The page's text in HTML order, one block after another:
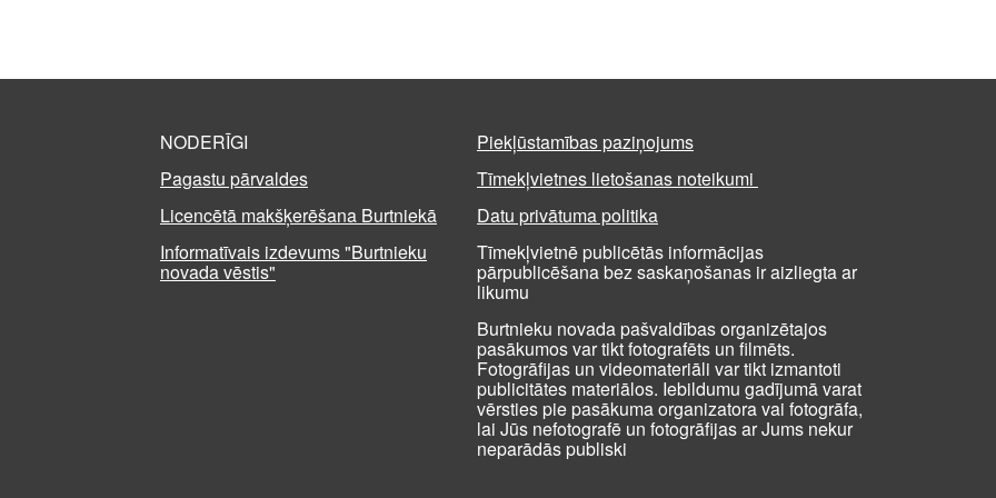
NODERĪGI
Pagastu pārvaldes
Licencētā makšķerēšana Burtniekā
Informatīvais izdevums "Burtnieku
novada vēstis"
Piekļūstamības paziņojums
Tīmekļvietnes lietošanas noteikumi
Datu privātuma politika
Tīmekļvietnē publicētās informācijas
pārpublicēšana bez saskaņošanas ir aizliegta ar
likumu
Burtnieku novada pašvaldības organizētajos
pasākumos var tikt fotografēts un filmēts.
Fotogrāfijas un videomateriāli var tikt izmantoti
publicitātes materiālos. Iebildumu gadījumā varat
vērsties pie pasākuma organizatora vai fotogrāfa,
lai Jūs nefotografē un fotogrāfijas ar Jums nekur
neparādās publiski